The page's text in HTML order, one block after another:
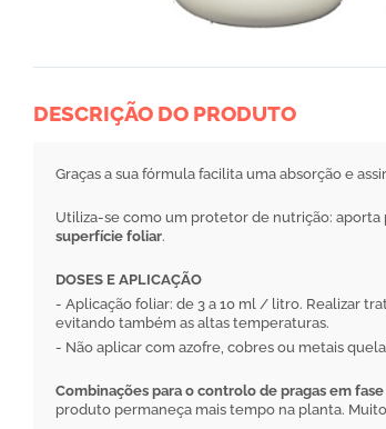
DESCRIÇÃO DO PRODUTO
Graças a sua fórmula facilita uma absorção e
Utiliza-se como um protetor de nutrição: aporta
superfície foliar.
DOSES E APLICAÇÃO
- Aplicação foliar: de 3 a 10 ml / litro. Realizar
evitando também as altas temperaturas.
- Não aplicar com azofre, cobres ou metais
Combinações para o controlo de pragas em fase
produto permaneça mais tempo na planta.